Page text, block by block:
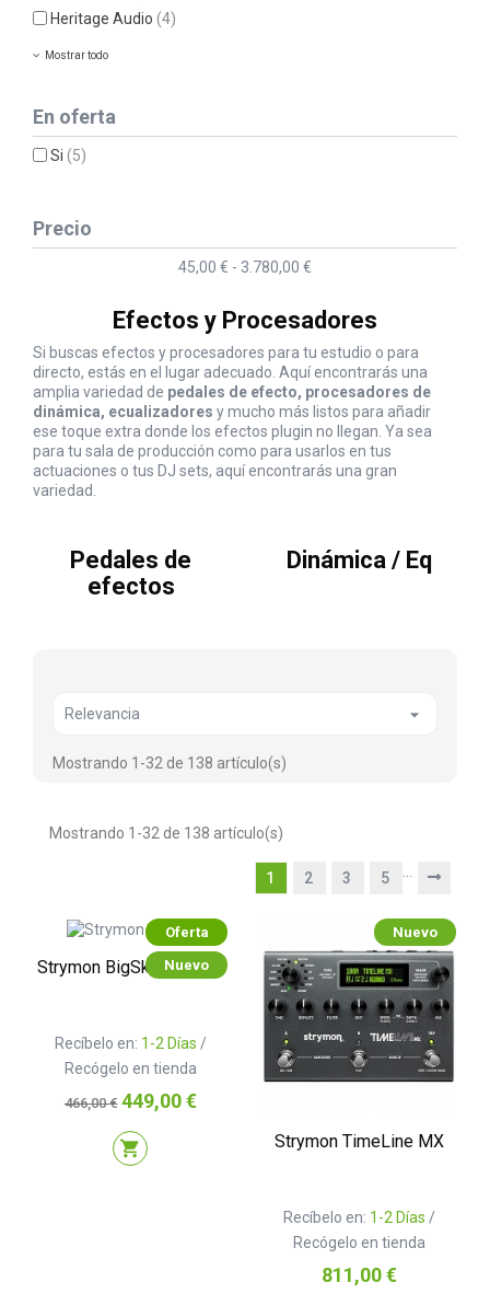
Heritage Audio(4)
Mostrar todo
En oferta
Si(5)
Precio
45,00 € - 3.780,00 €
Efectos y Procesadores
Si buscas efectos y procesadores para tu estudio o para
directo, estás en el lugar adecuado. Aquí encontrarás una
amplia variedad de pedales de efecto, procesadores de
dinámica, ecualizadores y mucho más listos para añadir
ese toque extra donde los efectos plugin no llegan. Ya sea
para tu sala de producción como para usarlos en tus
actuaciones o tus DJ sets, aquí encontrarás una gran
variedad.
Pedales de
efectos
Dinámica / Eq
Relevancia 
Mostrando 1-32 de 138 artículo(s)
Mostrando 1-32 de 138 artículo(s)
1 2 3 5
Oferta
Nuevo
Strymon BigSky B-Stock
Recíbelo en: 1-2 Días /
Recógelo en tienda
Precio
base
466,00 € Precio
449,00 €
shopping_cart
Nuevo
Strymon TimeLine MX
Recíbelo en: 1-2 Días /
Recógelo en tienda
Precio
811,00 €